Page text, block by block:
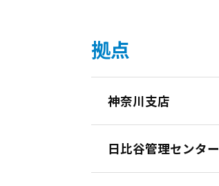
拠点
神奈川支店
日比谷管理センター